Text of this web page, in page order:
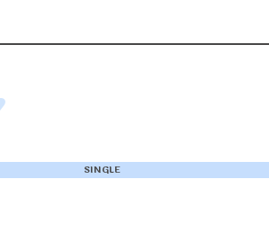
SINGLE